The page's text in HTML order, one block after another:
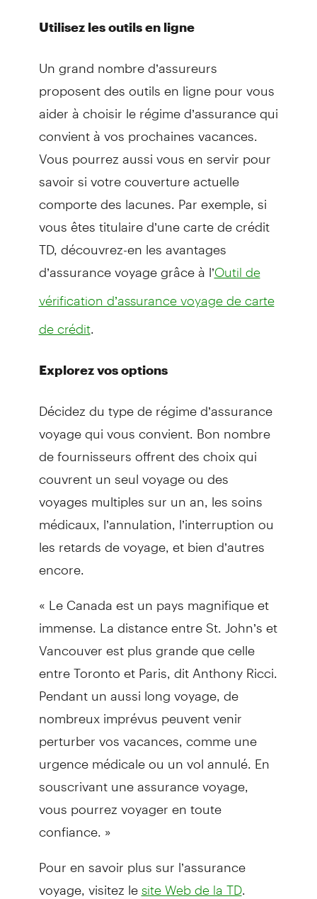
Utilisez les outils en ligne
Un grand nombre d’assureurs
proposent des outils en ligne pour vous
aider à choisir le régime d’assurance qui
convient à vos prochaines vacances.
Vous pourrez aussi vous en servir pour
savoir si votre couverture actuelle
comporte des lacunes. Par exemple, si
vous êtes titulaire d’une carte de crédit
TD, découvrez-en les avantages
d’assurance voyage grâce à l’Outil de
vérification d’assurance voyage de carte
de crédit.
Explorez vos options
Décidez du type de régime d’assurance
voyage qui vous convient. Bon nombre
de fournisseurs offrent des choix qui
couvrent un seul voyage ou des
voyages multiples sur un an, les soins
médicaux, l’annulation, l’interruption ou
les retards de voyage, et bien d’autres
encore.
« Le Canada est un pays magnifique et
immense. La distance entre St. John’s et
Vancouver est plus grande que celle
entre Toronto et Paris, dit Anthony Ricci.
Pendant un aussi long voyage, de
nombreux imprévus peuvent venir
perturber vos vacances, comme une
urgence médicale ou un vol annulé. En
souscrivant une assurance voyage,
vous pourrez voyager en toute
confiance. »
Pour en savoir plus sur l’assurance
voyage, visitez le site Web de la TD.